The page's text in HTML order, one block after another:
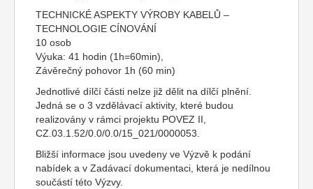
TECHNICKÉ ASPEKTY VÝROBY KABELŮ –
TECHNOLOGIE CÍNOVÁNÍ
10 osob
Výuka: 41 hodin (1h=60min),
Závěrečný pohovor 1h (60 min)
Jednotlivé dílčí části nelze již dělit na dílčí plnění.
Jedná se o 3 vzdělávací aktivity, které budou
realizovány v rámci projektu POVEZ II,
CZ.03.1.52/0.0/0.0/15_021/0000053.
Bližší informace jsou uvedeny ve Výzvě k podání
nabídek a v Zadávací dokumentaci, která je nedílnou
součástí této Výzvy.